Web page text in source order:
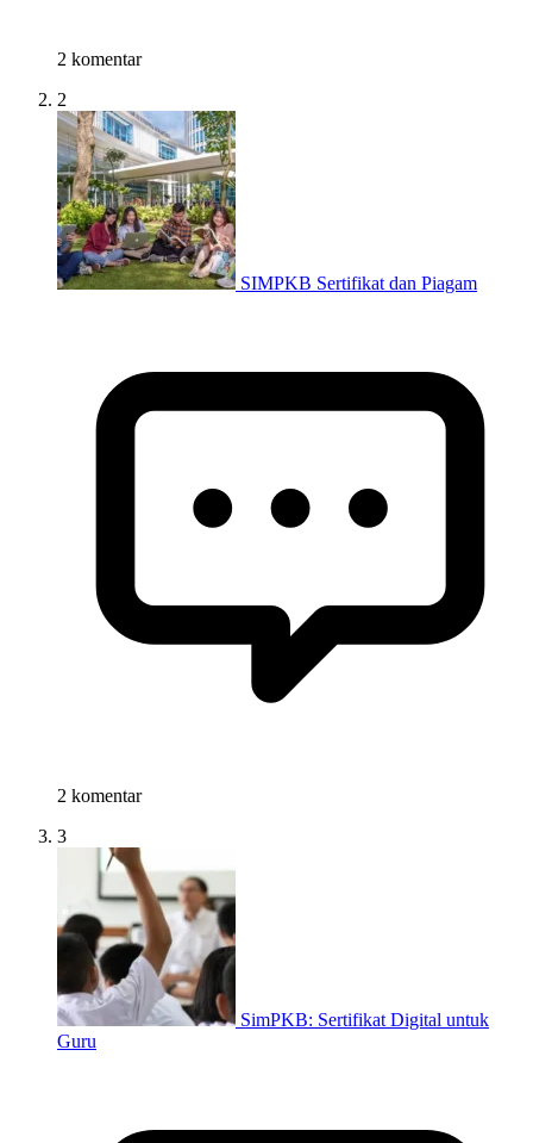
2 komentar
2
SIMPKB Sertifikat dan Piagam
2 komentar
3
SimPKB: Sertifikat Digital untuk
Guru